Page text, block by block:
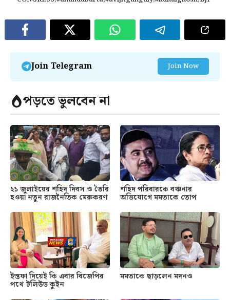
Join Telegram Join Now
পড়তে ভুলবেন না
২১ জুলাইয়ের শহিদ দিবস ও তৈরি
হওয়া নতুন রাজনৈতিক মেরুকরণ
শহিদ পরিবারকে বঞ্চনার
অভিযোগে মমতাকে তোপ
ইস্তফা দিয়েই কি এবার বিজেপির
পথে টলিউড কুইন
মমতাকে ছাড়লেন মদনও